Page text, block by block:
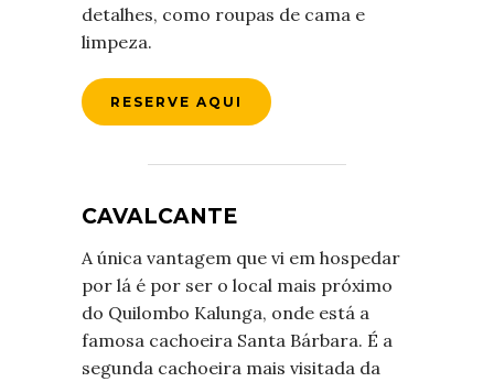
detalhes, como roupas de cama e
limpeza.
RESERVE AQUI
CAVALCANTE
A única vantagem que vi em hospedar
por lá é por ser o local mais próximo
do Quilombo Kalunga, onde está a
famosa cachoeira Santa Bárbara. É a
segunda cachoeira mais visitada da